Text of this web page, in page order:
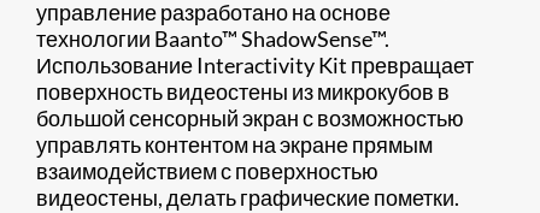
управление разработано на основе
технологии Baanto™ ShadowSense™.
Использование Interactivity Kit превращает
поверхность видеостены из микрокубов в
большой сенсорный экран с возможностью
управлять контентом на экране прямым
взаимодействием с поверхностью
видеостены, делать графические пометки.